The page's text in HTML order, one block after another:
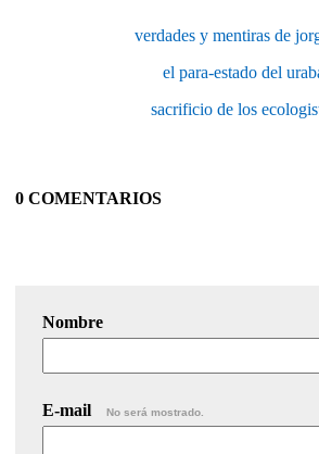
verdades y mentiras de
el para-estado del
sacrificio de los
0 COMENTARIOS
Nombre
E-mail No será mostrado.